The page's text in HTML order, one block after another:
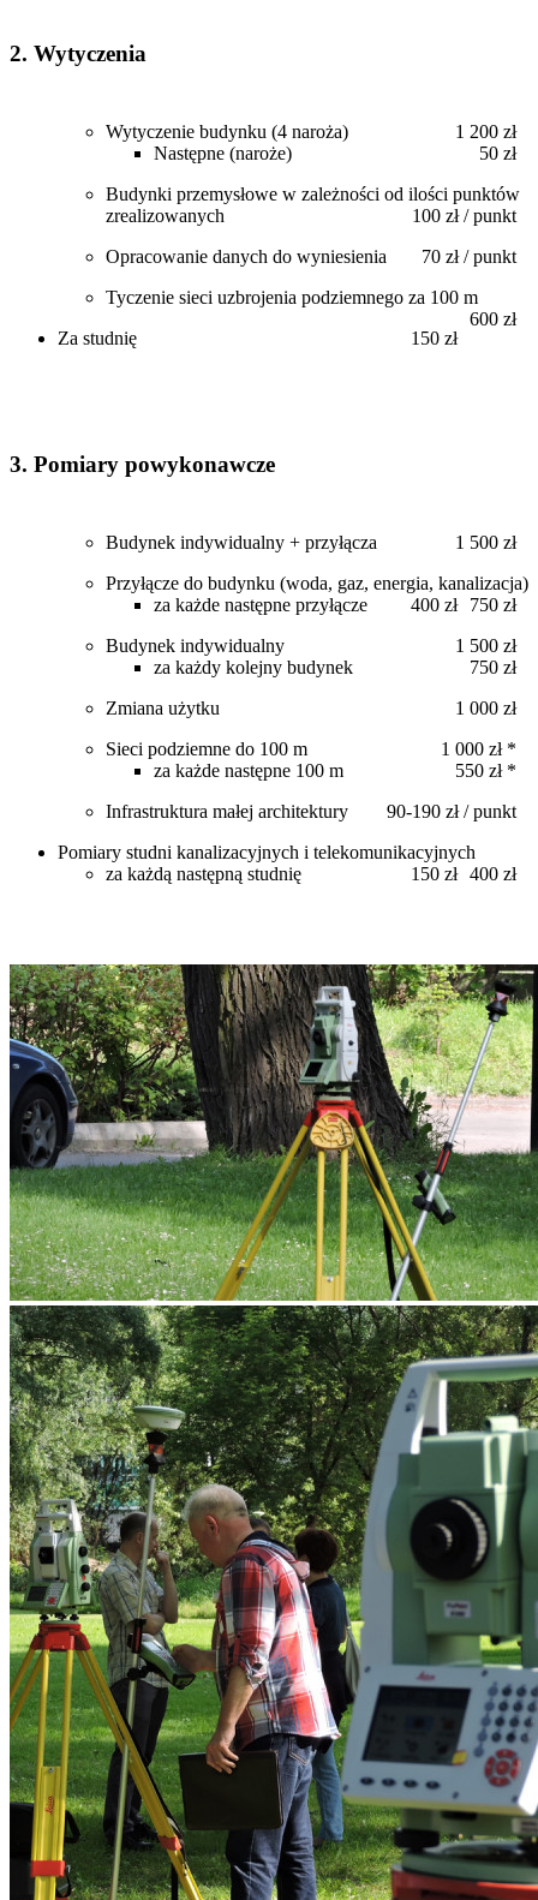
2. Wytyczenia
Wytyczenie budynku (4 naroża)
1 200 zł
Następne (naroże)
50 zł
Budynki przemysłowe w zależności od ilości punktów
zrealizowanych
100 zł / punkt
Opracowanie danych do wyniesienia
70 zł / punkt
Tyczenie sieci uzbrojenia podziemnego za 100 m
600 zł
Za studnię
150 zł
3. Pomiary powykonawcze
Budynek indywidualny + przyłącza
1 500 zł
Przyłącze do budynku (woda, gaz, energia, kanalizacja)
750 zł
za każde następne przyłącze
400 zł
Budynek indywidualny
1 500 zł
za każdy kolejny budynek
750 zł
Zmiana użytku
1 000 zł
Sieci podziemne do 100 m
1 000 zł *
za każde następne 100 m
550 zł *
Infrastruktura małej architektury
90-190 zł / punkt
Pomiary studni kanalizacyjnych i telekomunikacyjnych
400 zł
za każdą następną studnię 150 zł